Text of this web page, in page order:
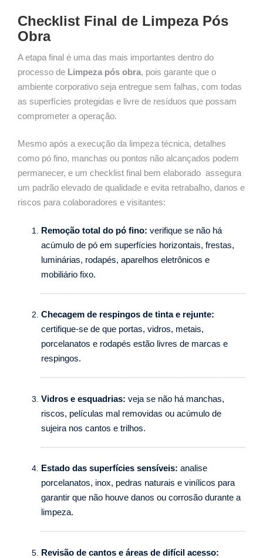
Checklist Final de Limpeza Pós
Obra
A etapa final é uma das mais importantes dentro do
processo de Limpeza pós obra, pois garante que o
ambiente corporativo seja entregue sem falhas, com todas
as superfícies protegidas e livre de resíduos que possam
comprometer a operação.
Mesmo após a execução da limpeza técnica, detalhes
como pó fino, manchas ou pontos não alcançados podem
permanecer, e um checklist final bem elaborado assegura
um padrão elevado de qualidade e evita retrabalho, danos e
riscos para colaboradores e visitantes:
Remoção total do pó fino: verifique se não há
acúmulo de pó em superfícies horizontais, frestas,
luminárias, rodapés, aparelhos eletrônicos e
mobiliário fixo.
Checagem de respingos de tinta e rejunte:
certifique-se de que portas, vidros, metais,
porcelanatos e rodapés estão livres de marcas e
respingos.
Vidros e esquadrias: veja se não há manchas,
riscos, películas mal removidas ou acúmulo de
sujeira nos cantos e trilhos.
Estado das superfícies sensíveis: analise
porcelanatos, inox, pedras naturais e vinílicos para
garantir que não houve danos ou corrosão durante a
limpeza.
Revisão de cantos e áreas de difícil acesso: